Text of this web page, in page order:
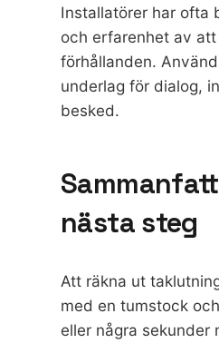
Installatörer har ofta
och erfarenhet av
förhållanden.
underlag för dialog,
besked.
nästa steg
Att räkna ut
med en tumstock
eller några sekunder